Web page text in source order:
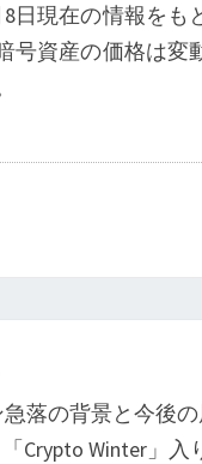
8日現在の情報を
号資産の価格は変
落の背景と今後
Winter」入